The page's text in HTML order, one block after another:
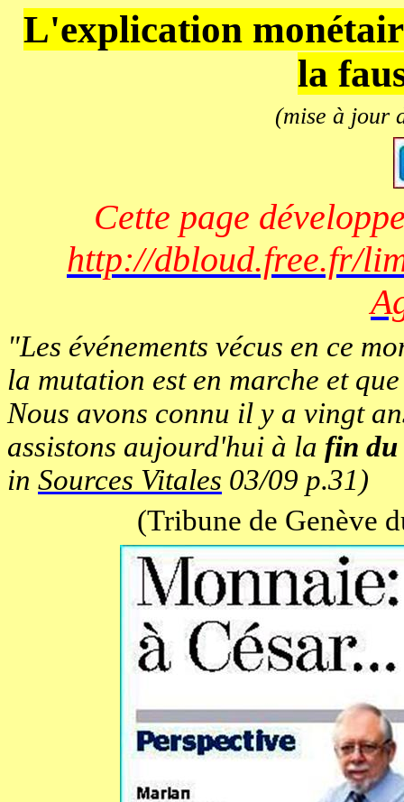
L'explication
la
(mise à jour
Cette page
http://dbloud.free.fr/
"Les événements vécus en ce
la mutation est en marche et
Nous avons connu il y a vingt
assistons aujourd'hui à la fin du
in Sources Vitales 03/09 p.31)
(Tribune de Genève